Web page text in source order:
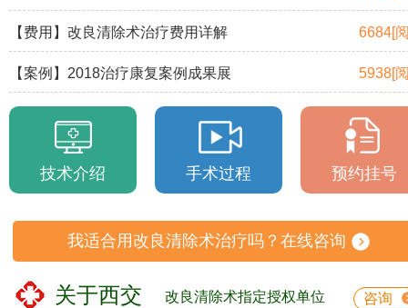
【费用】改良清除术治疗费用详解 6684[
【案例】2018治疗康复案例成果展 5938[
技术介绍 手术过程 预约挂号
我适合用改良清除术治疗吗？在线咨询
关于西交 改良清除术指定授权单位 咨询